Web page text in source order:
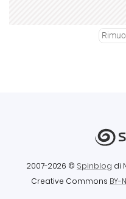
2007-2026 © Spinblog di
Creative Commons BY-